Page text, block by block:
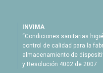
INVIMA
“Condiciones sanitarias
control de calidad para la
almacenamiento de
y Resolución 4002 de 2007